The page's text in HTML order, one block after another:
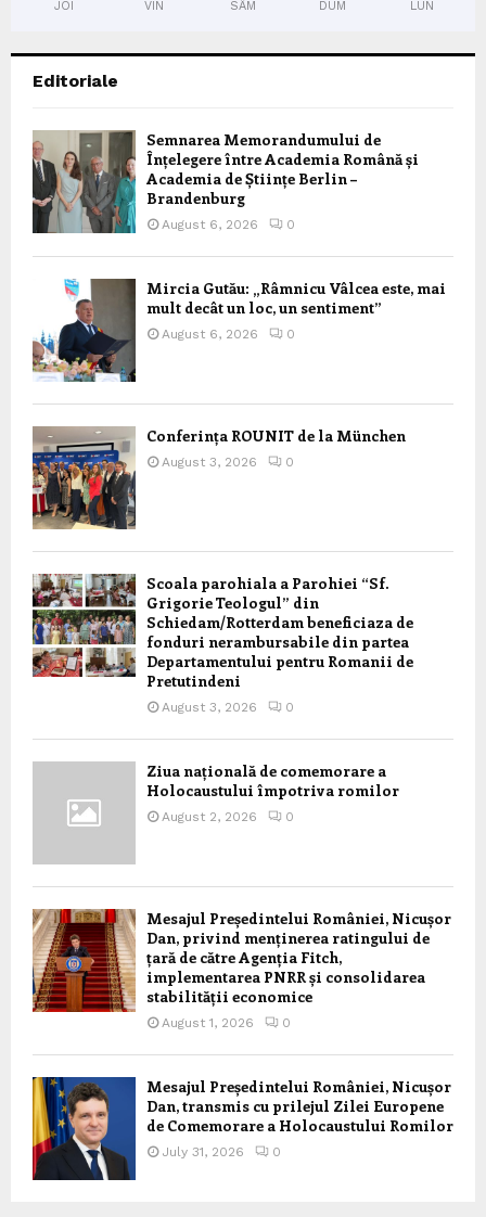
JOI VIN SÂM DUM LUN
Editoriale
Semnarea Memorandumului de
Înțelegere între Academia Română și
Academia de Științe Berlin –
Brandenburg
August 6, 2026 0
Mircia Gutău: „Râmnicu Vâlcea este, mai
mult decât un loc, un sentiment”
August 6, 2026 0
Conferința ROUNIT de la München
August 3, 2026 0
Scoala parohiala a Parohiei “Sf.
Grigorie Teologul” din
Schiedam/Rotterdam beneficiaza de
fonduri nerambursabile din partea
Departamentului pentru Romanii de
Pretutindeni
August 3, 2026 0
Ziua națională de comemorare a
Holocaustului împotriva romilor
August 2, 2026 0
Mesajul Președintelui României, Nicușor
Dan, privind menținerea ratingului de
țară de către Agenția Fitch,
implementarea PNRR și consolidarea
stabilității economice
August 1, 2026 0
Mesajul Președintelui României, Nicușor
Dan, transmis cu prilejul Zilei Europene
de Comemorare a Holocaustului Romilor
July 31, 2026 0